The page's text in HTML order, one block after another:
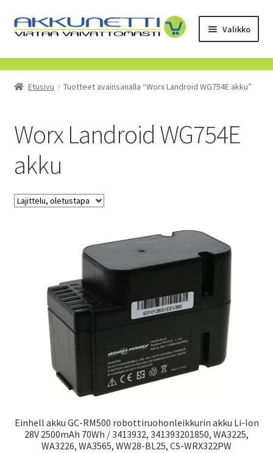
Siirry
navigointiin
Siirry
sisältöön
Valikko
Kauppa
Tietoa meistä
Toimitusehdot
Etusivu Tuotteet avainsanalla “Worx Landroid WG754E akku”
Worx Landroid WG754E
akku
Einhell akku GC-RM500 robottiruohonleikkurin akku Li-Ion
28V 2500mAh 70Wh / 3413932, 341393201850, WA3225,
WA3226, WA3565, WW28-BL25, CS-WRX322PW